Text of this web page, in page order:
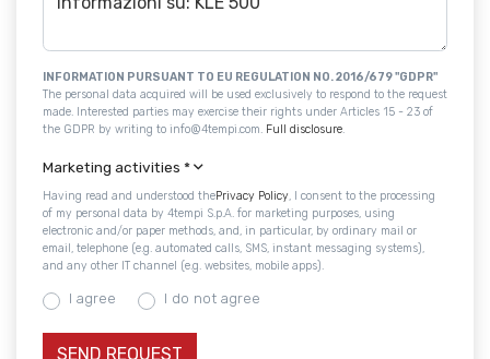
INFORMATION PURSUANT TO EU REGULATION NO. 2016/679 "GDPR"
The personal data acquired will be used exclusively to respond to the request
made. Interested parties may exercise their rights under Articles 15 - 23 of
the GDPR by writing to info@4tempi.com. Full disclosure.
Marketing activities *
Having read and understood thePrivacy Policy, I consent to the processing
of my personal data by 4tempi S.p.A. for marketing purposes, using
electronic and/or paper methods, and, in particular, by ordinary mail or
email, telephone (e.g. automated calls, SMS, instant messaging systems),
and any other IT channel (e.g. websites, mobile apps).
I agree I do not agree